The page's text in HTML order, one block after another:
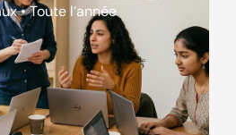
• Toute l’année